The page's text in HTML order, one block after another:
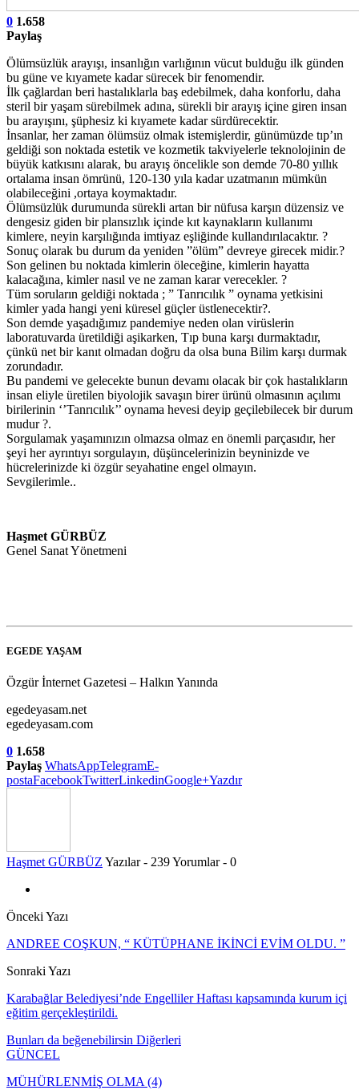
0 1.658
Paylaş
Ölümsüzlük arayışı, insanlığın varlığının vücut bulduğu ilk günden
bu güne ve kıyamete kadar sürecek bir fenomendir.
İlk çağlardan beri hastalıklarla baş edebilmek, daha konforlu, daha
steril bir yaşam sürebilmek adına, sürekli bir arayış içine giren insan
bu arayışını, şüphesiz ki kıyamete kadar sürdürecektir.
İnsanlar, her zaman ölümsüz olmak istemişlerdir, günümüzde tıp’ın
geldiği son noktada estetik ve kozmetik takviyelerle teknolojinin de
büyük katkısını alarak, bu arayış öncelikle son demde 70-80 yıllık
ortalama insan ömrünü, 120-130 yıla kadar uzatmanın mümkün
olabileceğini ,ortaya koymaktadır.
Ölümsüzlük durumunda sürekli artan bir nüfusa karşın düzensiz ve
dengesiz giden bir plansızlık içinde kıt kaynakların kullanımı
kimlere, neyin karşılığında imtiyaz eşliğinde kullandırılacaktır. ?
Sonuç olarak bu durum da yeniden ”ölüm” devreye girecek midir.?
Son gelinen bu noktada kimlerin öleceğine, kimlerin hayatta
kalacağına, kimler nasıl ve ne zaman karar verecekler. ?
Tüm soruların geldiği noktada ; ” Tanrıcılık ” oynama yetkisini
kimler yada hangi yeni küresel güçler üstlenecektir?.
Son demde yaşadığımız pandemiye neden olan virüslerin
laboratuvarda üretildiği aşikarken, Tıp buna karşı durmaktadır,
çünkü net bir kanıt olmadan doğru da olsa buna Bilim karşı durmak
zorundadır.
Bu pandemi ve gelecekte bunun devamı olacak bir çok hastalıkların
insan eliyle üretilen biyolojik savaşın birer ürünü olmasının açılımı
birilerinin ‘’Tanrıcılık’’ oynama hevesi deyip geçilebilecek bir durum
mudur ?.
Sorgulamak yaşamınızın olmazsa olmaz en önemli parçasıdır, her
şeyi her ayrıntıyı sorgulayın, düşüncelerinizin beyninizde ve
hücrelerinizde ki özgür seyahatine engel olmayın.
Sevgilerimle..
Haşmet GÜRBÜZ
Genel Sanat Yönetmeni
EGEDE YAŞAM
Özgür İnternet Gazetesi – Halkın Yanında
egedeyasam.net
egedeyasam.com
0 1.658
Paylaş WhatsAppTelegramE-
postaFacebookTwitterLinkedinGoogle+Yazdır
Haşmet GÜRBÜZ Yazılar - 239Yorumlar - 0
Önceki Yazı
ANDREE COŞKUN, “ KÜTÜPHANE İKİNCİ EVİM OLDU. ”
Sonraki Yazı
Karabağlar Belediyesi’nde Engelliler Haftası kapsamında kurum içi
eğitim gerçekleştirildi.
Bunları da beğenebilirsin Diğerleri
GÜNCEL
MÜHÜRLENMİŞ OLMA (4)